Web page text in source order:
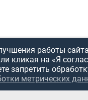
работы
кликая на «Я
запретить
метрических